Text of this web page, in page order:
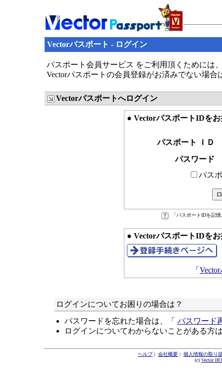
Vectorパスポート - ログイン
パスポート会員サービス をご利用頂くためには
Vectorパスポートの会員登録がお済みでない場
Vectorパスポートへログイン
● VectorパスポートIDを
パスポート ＩＤ
パスワード
パス
「パスポートIDを記
● VectorパスポートIDを
「
ログインについてお困りの場合は？
パスワードを忘れた場合は、「 パスワード
ログインについてわからないことがある方
ヘルプ| 会社概要 | 個人情報の取り
(c) Vector